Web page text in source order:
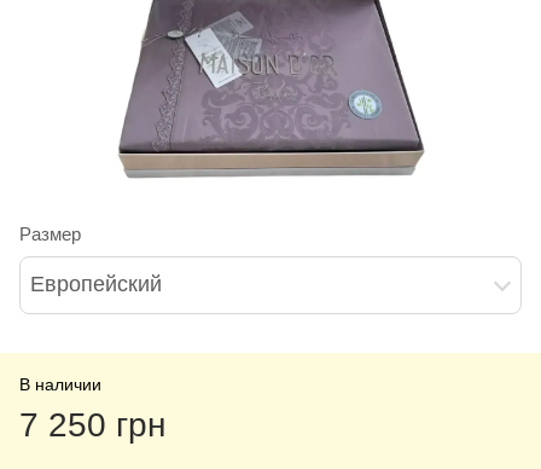
Размер
Европейский
В наличии
7 250 грн